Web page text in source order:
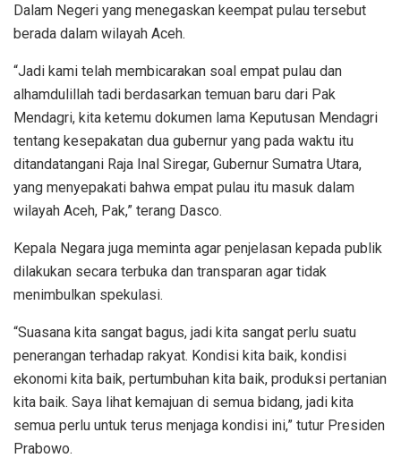
Dalam Negeri yang menegaskan keempat pulau tersebut
berada dalam wilayah Aceh.
“Jadi kami telah membicarakan soal empat pulau dan
alhamdulillah tadi berdasarkan temuan baru dari Pak
Mendagri, kita ketemu dokumen lama Keputusan Mendagri
tentang kesepakatan dua gubernur yang pada waktu itu
ditandatangani Raja Inal Siregar, Gubernur Sumatra Utara,
yang menyepakati bahwa empat pulau itu masuk dalam
wilayah Aceh, Pak,” terang Dasco.
Kepala Negara juga meminta agar penjelasan kepada publik
dilakukan secara terbuka dan transparan agar tidak
menimbulkan spekulasi.
“Suasana kita sangat bagus, jadi kita sangat perlu suatu
penerangan terhadap rakyat. Kondisi kita baik, kondisi
ekonomi kita baik, pertumbuhan kita baik, produksi pertanian
kita baik. Saya lihat kemajuan di semua bidang, jadi kita
semua perlu untuk terus menjaga kondisi ini,” tutur Presiden
Prabowo.